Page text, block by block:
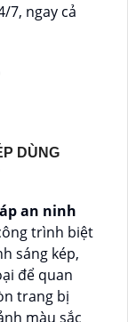
7, ngay cả
DÙNG
an ninh
trình biệt
sáng kép,
để quan
trang bị
màu sắc